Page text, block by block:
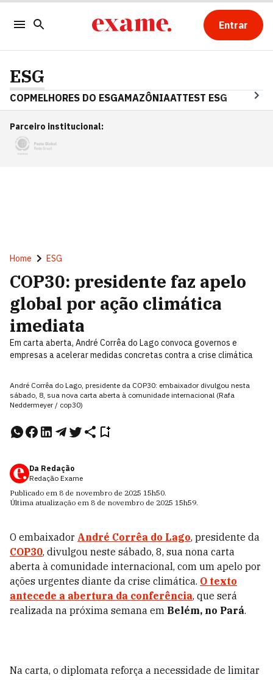
Entrar
ESG
COPMELHORES DO ESGAMAZÔNIAATTEST ESG
Parceiro institucional:
Home ESG
COP30: presidente faz apelo
global por ação climática
imediata
Em carta aberta, André Corrêa do Lago convoca governos e
empresas a acelerar medidas concretas contra a crise climática
André Corrêa do Lago, presidente da COP30: embaixador divulgou nesta
sábado, 8, sua nova carta aberta à comunidade internacional (Rafa
Neddermeyer / cop30)
Da Redação
Redação Exame
Publicado em 8 de novembro de 2025 15h50.
Última atualização em 8 de novembro de 2025 15h59.
O embaixador André Corrêa do Lago, presidente da
COP30, divulgou neste sábado, 8, sua nona carta
aberta à comunidade internacional, com um apelo por
ações urgentes diante da crise climática. O texto
antecede a abertura da conferência, que será
realizada na próxima semana em Belém, no Pará.
Na carta, o diplomata reforça a necessidade de limitar